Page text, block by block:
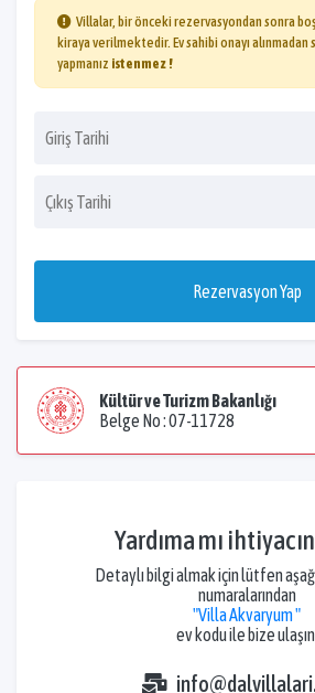
Villalar, bir önceki rezervasyondan sonra
kiraya verilmektedir. Ev sahibi onayı
yapmanız istenmez !
Rezervasyon Yap
Kültür ve Turizm Bakanlığı
Belge No : 07-11728
Yardıma mı
Detaylı bilgi almak için lütfen
numaralarından
"Villa Akvaryum "
ev kodu ile bize